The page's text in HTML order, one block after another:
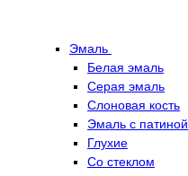
Эмаль
Белая эмаль
Серая эмаль
Слоновая кость
Эмаль с патиной
Глухие
Со стеклом